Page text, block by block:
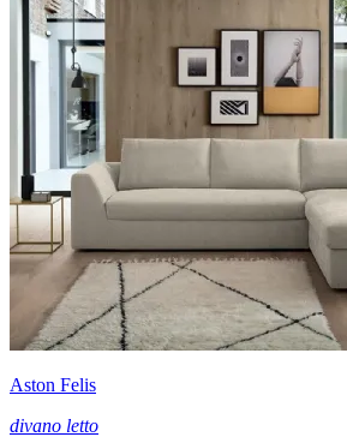
Aston Felis
divano letto